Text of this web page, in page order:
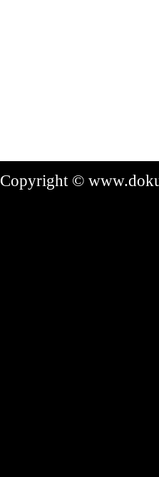
Copyright ©